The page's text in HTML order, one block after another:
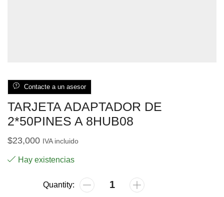
Contacte a un asesor
TARJETA ADAPTADOR DE
2*50PINES A 8HUB08
$23,000 IVA incluido
Hay existencias